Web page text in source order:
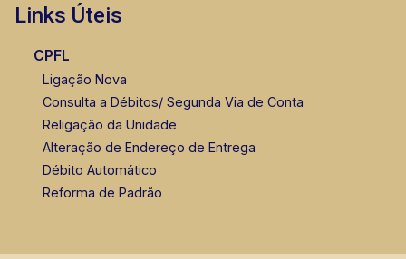
Links Úteis
CPFL
Ligação Nova
Consulta a Débitos/ Segunda Via de Conta
Religação da Unidade
Alteração de Endereço de Entrega
Débito Automático
Reforma de Padrão